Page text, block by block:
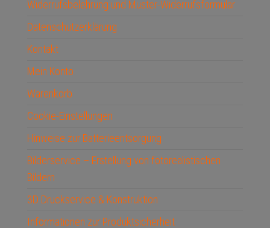
Widerrufsbelehrung und Muster-Widerrufsformular
Datenschutzerklärung
Kontakt
Mein Konto
Warenkorb
Cookie-Einstellungen
Hinweise zur Batterieentsorgung
Bilderservice – Erstellung von fotorealistischen
Bildern
3D Druckservice & Konstruktion
Informationen zur Produktsicherheit